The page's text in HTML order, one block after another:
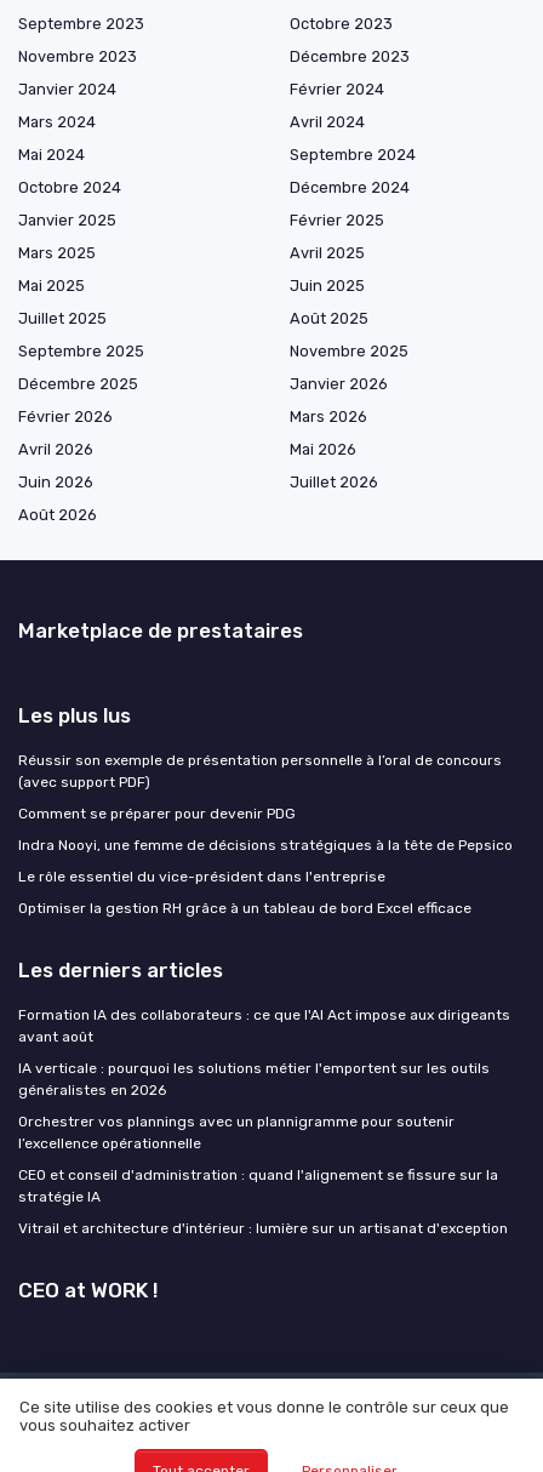
Septembre 2023
Octobre 2023
Novembre 2023
Décembre 2023
Janvier 2024
Février 2024
Mars 2024
Avril 2024
Mai 2024
Septembre 2024
Octobre 2024
Décembre 2024
Janvier 2025
Février 2025
Mars 2025
Avril 2025
Mai 2025
Juin 2025
Juillet 2025
Août 2025
Septembre 2025
Novembre 2025
Décembre 2025
Janvier 2026
Février 2026
Mars 2026
Avril 2026
Mai 2026
Juin 2026
Juillet 2026
Août 2026
Marketplace de prestataires
Les plus lus
Réussir son exemple de présentation personnelle à l’oral de concours
(avec support PDF)
Comment se préparer pour devenir PDG
Indra Nooyi, une femme de décisions stratégiques à la tête de Pepsico
Le rôle essentiel du vice-président dans l'entreprise
Optimiser la gestion RH grâce à un tableau de bord Excel efficace
Les derniers articles
Formation IA des collaborateurs : ce que l'AI Act impose aux dirigeants
avant août
IA verticale : pourquoi les solutions métier l'emportent sur les outils
généralistes en 2026
Orchestrer vos plannings avec un plannigramme pour soutenir
l’excellence opérationnelle
CEO et conseil d'administration : quand l'alignement se fissure sur la
stratégie IA
Vitrail et architecture d'intérieur : lumière sur un artisanat d'exception
CEO at WORK !
Mentions légales Politique de confidentialité
Grande
Enquête 2025 sur L'IA et les CEO
© CEO at WORK ! 2026
Ce site utilise des cookies et vous donne le contrôle sur ceux que
vous souhaitez activer